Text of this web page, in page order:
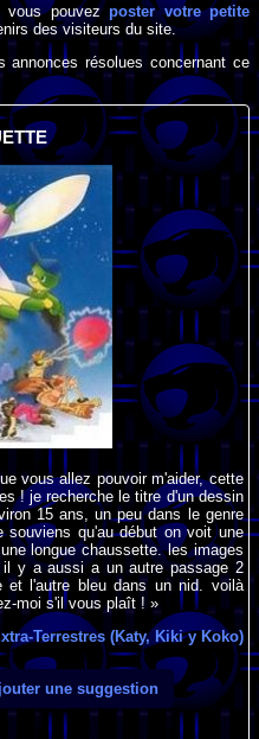
vous pouvezposter votre petite
des visiteurs du site.
annonces résolues concernant ce
vous allez pouvoir m'aider, cette
! je recherche le titre d'un dessin
15 ans, un peu dans le genre
qu'au début on voit une
longue chaussette. les images
y a aussi a un autre passage 2
et l'autre bleu dans un nid. voilà
moi s'il vous plaît ! »
Terrestres (Katy, Kiki y Koko)
une suggestion